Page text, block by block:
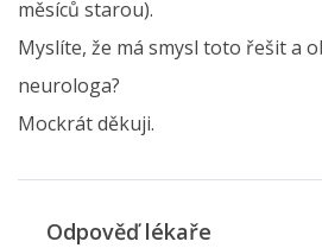
měsíců starou).
Myslíte, že má smysl toto řešit a
neurologa?
Mockrát děkuji.
Odpověď lékaře